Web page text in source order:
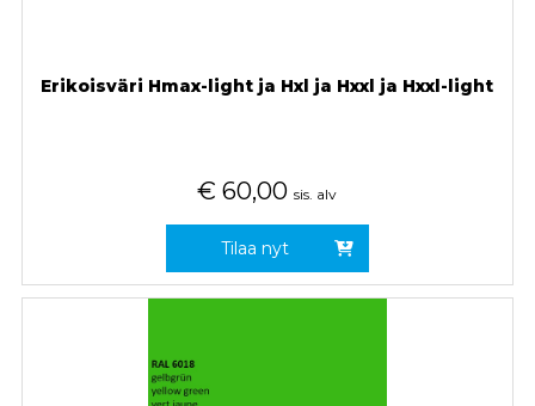
Erikoisväri Hmax-light ja Hxl ja Hxxl ja Hxxl-light
€ 60,00 sis. alv
Tilaa nyt